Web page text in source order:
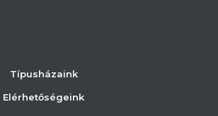
Típusházaink
Elérhetőségeink